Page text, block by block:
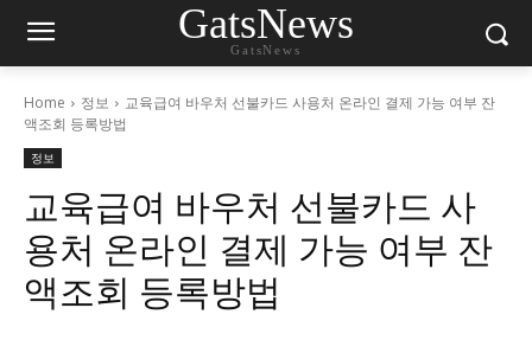
GatsNews
GatsNews
Home 정보
교육급여 바우처 선불카드 사용처 온라인 결제 가능 여부 잔
액조회 등록방법
정보
교육급여 바우처 선불카드 사
용처 온라인 결제 가능 여부 잔
액조회 등록방법